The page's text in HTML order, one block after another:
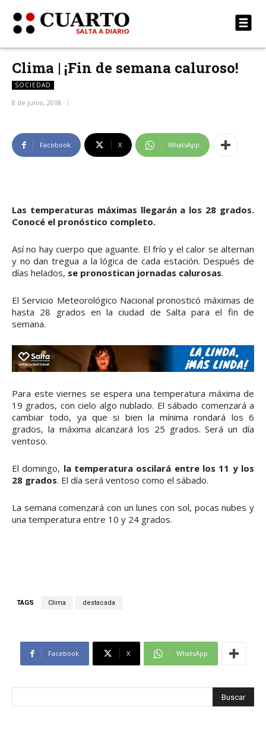
Clima | ¡Fin de semana caluroso!
SOCIEDAD
8 de junio, 2018
Facebook X WhatsApp
Las temperaturas máximas llegarán a los 28 grados.
Conocé el pronóstico completo.
Así no hay cuerpo que aguante. El frío y el calor se alternan
y no dan tregua a la lógica de cada estación. Después de
días helados, se pronostican jornadas calurosas.
El Servicio Meteorológico Nacional pronosticó máximas de
hasta 28 grados en la ciudad de Salta para el fin de
semana.
Para este viernes se espera una temperatura máxima de
19 grados, con cielo algo nublado. El sábado comenzará a
cambiar todo, ya que si bien la mínima rondará los 6
grados, la máxima alcanzará los 25 grados. Será un día
ventoso.
El domingo, la temperatura oscilará entre los 11 y los
28 grados. El día será ventoso como el sábado.
La semana comenzará con un lunes con sol, pocas nubes y
una temperatura entre 10 y 24 grados.
TAGS Clima destacada
Facebook X WhatsApp